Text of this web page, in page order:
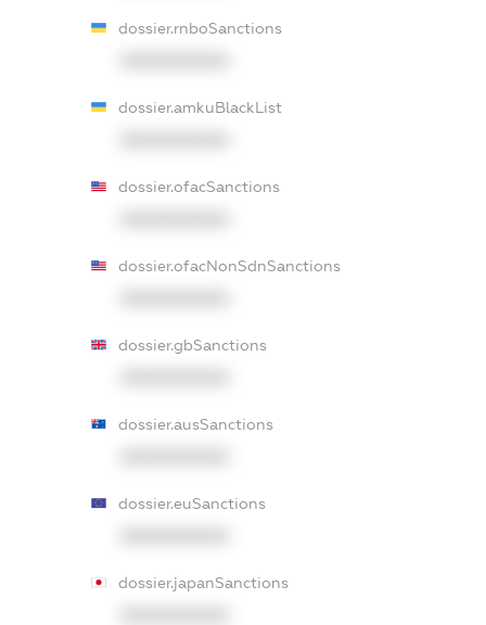
dossier.rnboSanctions
dossier.amkuBlackList
dossier.ofacSanctions
dossier.ofacNonSdnSanctions
dossier.gbSanctions
dossier.ausSanctions
dossier.euSanctions
dossier.japanSanctions